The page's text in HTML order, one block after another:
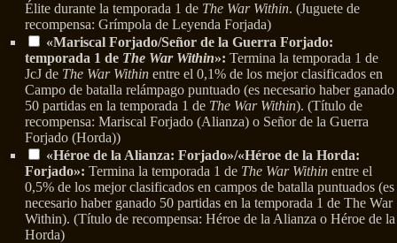
Élite durante la temporada 1 de The War Within. (Juguete de
recompensa: Grímpola de Leyenda Forjada)
«Mariscal Forjado/Señor de la Guerra Forjado:
temporada 1 de The War Within»: Termina la temporada 1 de
JcJ de The War Within entre el 0,1% de los mejor clasificados en
Campo de batalla relámpago puntuado (es necesario haber ganado
50 partidas en la temporada 1 de The War Within). (Título de
recompensa: Mariscal Forjado (Alianza) o Señor de la Guerra
Forjado (Horda))
«Héroe de la Alianza: Forjado»/«Héroe de la Horda:
Forjado»: Termina la temporada 1 de The War Within entre el
0,5% de los mejor clasificados en campos de batalla puntuados (es
necesario haber ganado 50 partidas en la temporada 1 de The War
Within). (Título de recompensa: Héroe de la Alianza o Héroe de la
Horda)